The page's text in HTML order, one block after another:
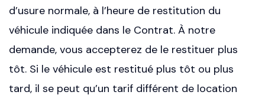
d’usure normale, à l’heure de restitution du
véhicule indiquée dans le Contrat. À notre
demande, vous accepterez de le restituer plus
tôt. Si le véhicule est restitué plus tôt ou plus
tard, il se peut qu’un tarif différent de location